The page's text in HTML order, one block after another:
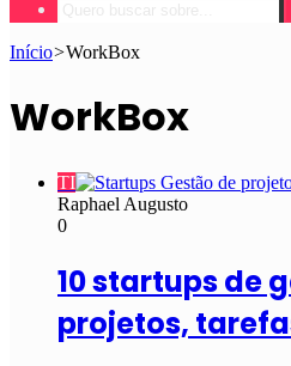
Início>WorkBox
WorkBox
TI
Raphael Augusto
0
10 startups de
projetos,